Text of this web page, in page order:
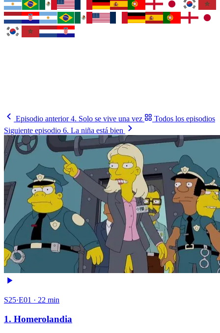
Episodio anterior4. Solo se vive una vez
Todos los episodios
Siguiente episodio 6. La niña está bien
S25·E01 · 22 min
1. Homerolandia